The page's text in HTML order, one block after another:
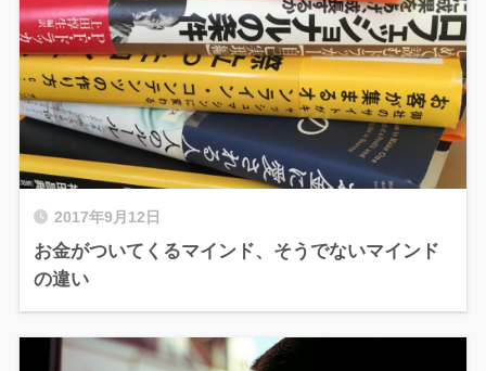
2017年9月12日
お金がついてくるマインド、そうでないマインド
の違い